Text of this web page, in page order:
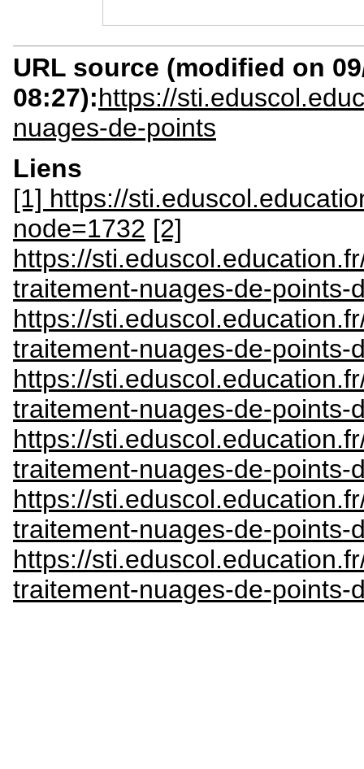
URL source (modified on
08:27):https://
nuages-de-points
Liens
[1] https://
node=1732 [2]
https://
traitement-nuages-de-points-
https://
traitement-nuages-de-points-
https://
traitement-nuages-de-points-
https://
traitement-nuages-de-points-
https://
traitement-nuages-de-points-
https://
traitement-nuages-de-points-